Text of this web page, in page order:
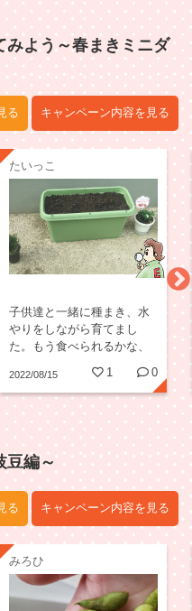
みよう～春まきミニダ
る キャンペーン内容を見る
たいっこ
子供達と一緒に種まき、水
やりをしながら育てまし
た。もう食べられるかな、
いつ抜くん？など楽しみに
していました。虫に葉っぱ
を沢山食べられてしまい、
2022/08/15 1 0
豆編～
る キャンペーン内容を見る
みろひ